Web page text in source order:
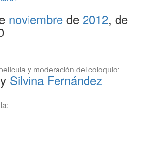
noviembre de 2012, de
y moderación del coloquio:
Silvina Fernández